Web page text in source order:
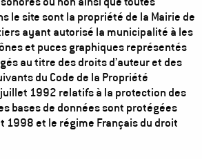
le site sont la propriété de la Mairie de
ayant autorisé la municipalité à les
et puces graphiques représentés
au titre des droits d’auteur et des
du Code de la Propriété
1992 relatifs à la protection des
bases de données sont protégées
1998 et le régime Français du droit